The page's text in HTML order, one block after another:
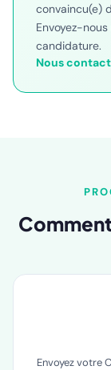
convaincu(e)
Envoyez-
candidature.
Nous
Envoyez votre